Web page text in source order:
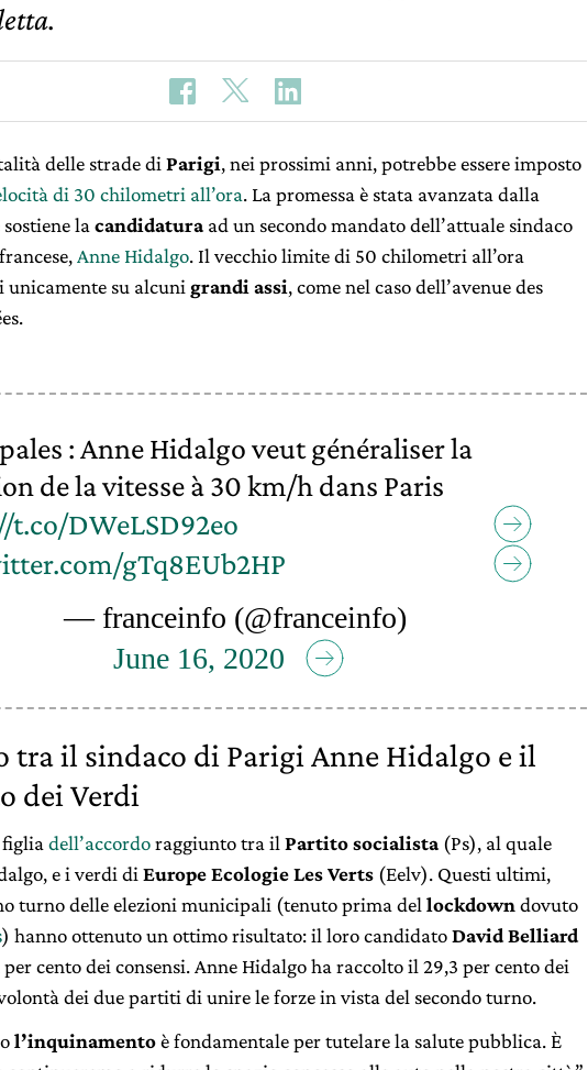
delle strade di Parigi, nei prossimi anni, potrebbe essere imposto
di 30 chilometri all’ora. La promessa è stata avanzata dalla
la candidatura ad un secondo mandato dell’attuale sindaco
Anne Hidalgo. Il vecchio limite di 50 chilometri all’ora
su alcuni grandi assi, come nel caso dell’avenue des
: Anne Hidalgo veut généraliser la
de la vitesse à 30 km/h dans Paris
t.co/DWeLSD92eo
gTq8EUb2HP
— franceinfo (@franceinfo)
June 16, 2020
tra il sindaco di Parigi Anne Hidalgo e il
dei Verdi
figlia dell’accordoraggiunto tra il Partito socialista (Ps), al quale
e i verdi di Europe Ecologie Les Verts (Eelv). Questi ultimi,
turno delle elezioni municipali (tenuto prima del lockdown dovuto
) hanno ottenuto un ottimo risultato: il loro candidatoDavid Belliard
per cento dei consensi. Anne Hidalgo ha raccolto il 29,3 per cento dei
dei due partiti di unire le forze in vista del secondo turno.
l’inquinamentoè fondamentale per tutelare la salute pubblica. È